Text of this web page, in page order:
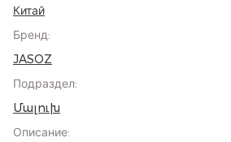
Китай
Бренд:
JASOZ
Подраздел:
Մալուխ
Описание: